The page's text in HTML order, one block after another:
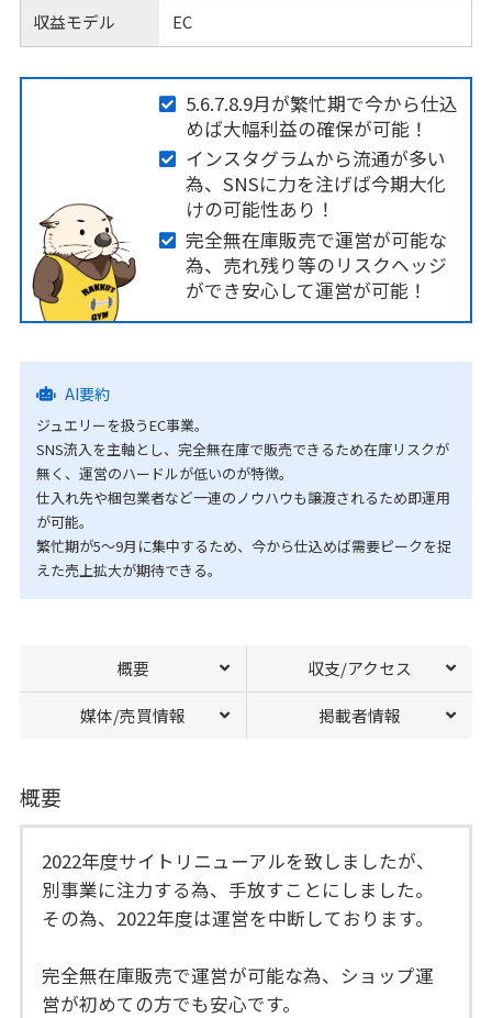
収益モデル EC
5.6.7.8.9月が繁忙期で今から仕込
めば大幅利益の確保が可能！
インスタグラムから流通が多い
為、SNSに力を注げば今期大化
けの可能性あり！
完全無在庫販売で運営が可能な
為、売れ残り等のリスクヘッジ
ができ安心して運営が可能！
AI要約
ジュエリーを扱うEC事業。
SNS流入を主軸とし、完全無在庫で販売できるため在庫リスクが
無く、運営のハードルが低いのが特徴。
仕入れ先や梱包業者など一連のノウハウも譲渡されるため即運用
が可能。
繁忙期が5〜9月に集中するため、今から仕込めば需要ピークを捉
えた売上拡大が期待できる。
概要 収支/アクセス
媒体/売買情報 掲載者情報
概要
2022年度サイトリニューアルを致しましたが、
別事業に注力する為、手放すことにしました。
その為、2022年度は運営を中断しております。
完全無在庫販売で運営が可能な為、ショップ運
営が初めての方でも安心です。